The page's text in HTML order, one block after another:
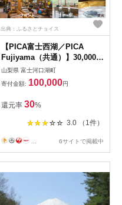
出典：ふるさとチョイス
【PICA富士西湖／PICA
Fujiyama（共通）】30,000円
宿泊補助券
山梨県 富士河口湖町
寄付金額: 100,000円
還元率 30%
3.0 （1件）
... 6サイトで掲載中